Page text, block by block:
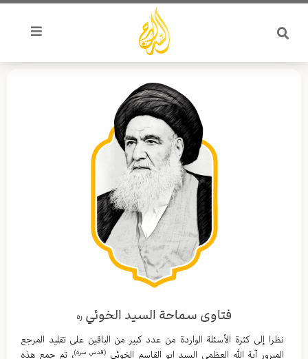
تخطي
المحتوى
فتاوى سماحة السيد الخوئي ره
نظرا إلى كثرة الأسئلة الواردة من عدد كبير من الباقين على تقليد المرجع
المبرور آية الله العظمى السيد ابو القاسم الخوئي (قدس سره)، تم جمع هذه